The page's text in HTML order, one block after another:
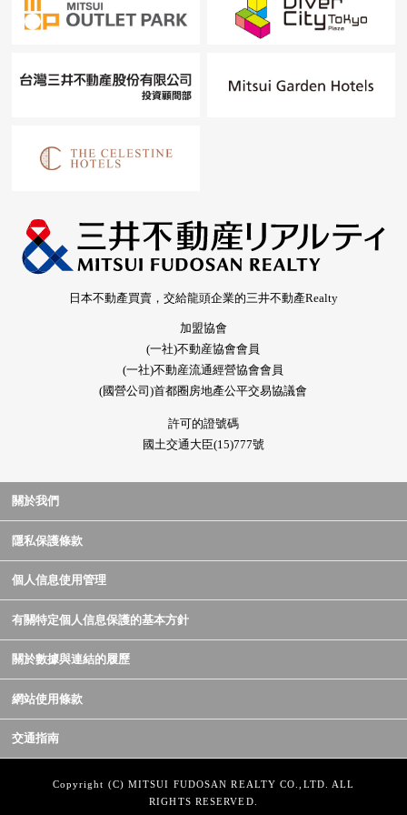
日本不動產買賣，交給龍頭企業的三井不動產Realty
加盟協會
(一社)不動産協會會員
(一社)不動産流通經營協會會員
(國營公司)首都圈房地產公平交易協議會
許可的證號碼
國土交通大臣(15)777號
關於我們
隱私保護條款
個人信息使用管理
有關特定個人信息保護的基本方針
關於數據與連結的履歷
網站使用條款
交通指南
Copyright (C) MITSUI FUDOSAN REALTY CO.,LTD. ALL
RIGHTS RESERVED.